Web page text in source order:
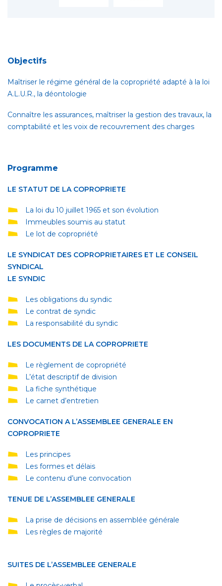
Objectifs
Maîtriser le régime général de la copropriété adapté à la loi
A.L.U.R., la déontologie
Connaître les assurances, maîtriser la gestion des travaux, la
comptabilité et les voix de recouvrement des charges
Programme
LE STATUT DE LA COPROPRIETE
La loi du 10 juillet 1965 et son évolution
Immeubles soumis au statut
Le lot de copropriété
LE SYNDICAT DES COPROPRIETAIRES ET LE CONSEIL
SYNDICAL
LE SYNDIC
Les obligations du syndic
Le contrat de syndic
La responsabilité du syndic
LES DOCUMENTS DE LA COPROPRIETE
Le règlement de copropriété
L’état descriptif de division
La fiche synthétique
Le carnet d’entretien
CONVOCATION A L’ASSEMBLEE GENERALE EN
COPROPRIETE
Les principes
Les formes et délais
Le contenu d’une convocation
TENUE DE L’ASSEMBLEE GENERALE
La prise de décisions en assemblée générale
Les règles de majorité
SUITES DE L’ASSEMBLEE GENERALE